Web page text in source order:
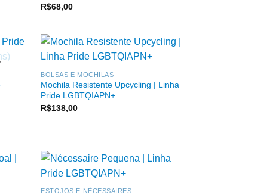
R$68,00
BOLSAS E MOCHILAS
Mochila Resistente Upcycling | Linha
Pride LGBTQIAPN+
R$138,00
ESTOJOS E NÉCESSAIRES